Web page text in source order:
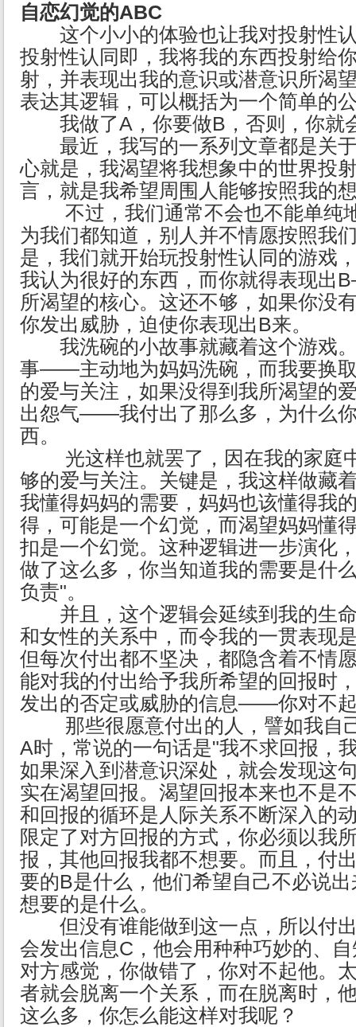
自恋幻觉的ABC
这个小小的体验也让我对投射性认
投射性认同即，我将我的东西投射给
射，并表现出我的意识或潜意识所渴
表达其逻辑，可以概括为一个简单的
我做了A，你要做B，否则，你就
最近，我写的一系列文章都是关于
心就是，我渴望将我想象中的世界投
言，就是我希望周围人能够按照我的
不过，我们通常不会也不能单纯
为我们都知道，别人并不情愿按照我
是，我们就开始玩投射性认同的游
我认为很好的东西，而你就得表现
所渴望的核心。这还不够，如果你没
你发出威胁，迫使你表现出B来。
我洗碗的小故事就藏着这个游戏。
事——主动地为妈妈洗碗，而我要换
的爱与关注，如果没得到我所渴望的
出怨气——我付出了那么多，为什么
西。
光这样也就罢了，因在我的家庭
够的爱与关注。关键是，我这样做
我懂得妈妈的需要，妈妈也该懂得我
得，可能是一个幻觉，而渴望妈妈懂
扣是一个幻觉。这种逻辑进一步演化
做了这么多，你当知道我的需要是什
负责"。
并且，这个逻辑会延续到我的生命
和女性的关系中，而令我的一贯表现
但每次付出都不坚决，都隐含着不情
能对我的付出给予我所希望的回报时
发出的否定或威胁的信息——你对不
那些很愿意付出的人，譬如我自
A时，常说的一句话是"我不求回报，
如果深入到潜意识深处，就会发现这
实在渴望回报。渴望回报本来也不是
和回报的循环是人际关系不断深入的
限定了对方回报的方式，你必须以我
报，其他回报我都不想要。而且，付
要的B是什么，他们希望自己不必说
想要的是什么。
但没有谁能做到这一点，所以付出
会发出信息C，他会用种种巧妙的、
对方感觉，你做错了，你对不起他。
者就会脱离一个关系，而在脱离时，
这么多，你怎么能这样对我呢？